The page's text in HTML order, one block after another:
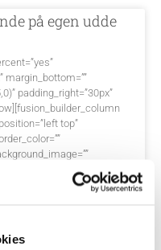
på egen udde
margin_bottom=””
padding_right=”30px”
top”
padding_right=””